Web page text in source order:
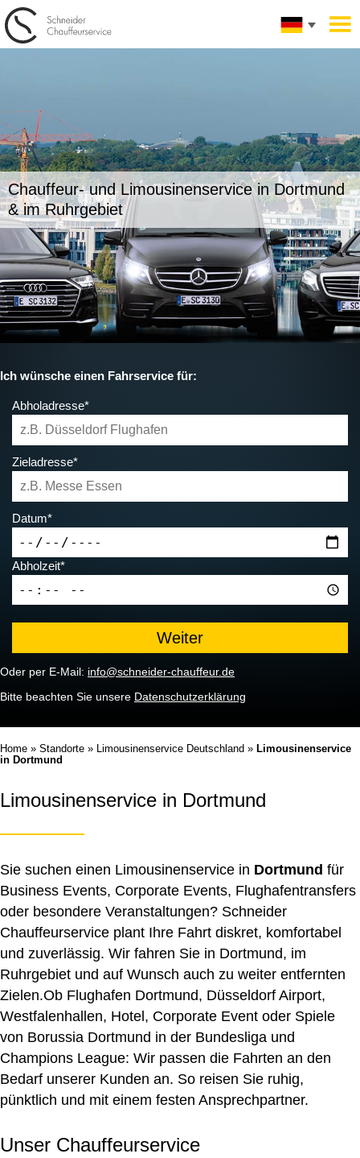
Chauffeur- und Limousinenservicein Dortmund
& im Ruhrgebiet
Ich wünsche einen Fahrservice für:
Abholadresse*
Zieladresse*
Datum*
Abholzeit*
Oder per E-Mail: info@schneider-chauffeur.de
Bitte beachten Sie unsere Datenschutzerklärung
Home » Standorte » Limousinenservice Deutschland » Limousinenservice
in Dortmund
Limousinenservice in Dortmund
Sie suchen einen Limousinenservice in Dortmund für
Business Events, Corporate Events, Flughafentransfers
oder besondere Veranstaltungen? Schneider
Chauffeurservice plant Ihre Fahrt diskret, komfortabel
und zuverlässig. Wir fahren Sie in Dortmund, im
Ruhrgebiet und auf Wunsch auch zu weiter entfernten
Zielen.Ob Flughafen Dortmund, Düsseldorf Airport,
Westfalenhallen, Hotel, Corporate Event oder Spiele
von Borussia Dortmund in der Bundesliga und
Champions League: Wir passen die Fahrten an den
Bedarf unserer Kunden an. So reisen Sie ruhig,
pünktlich und mit einem festen Ansprechpartner.
Unser Chauffeurservice